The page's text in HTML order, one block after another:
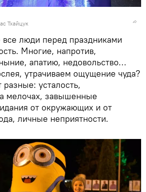
Тхайцук
люди перед праздниками
Многие, напротив,
апатию, недовольство…
утрачиваем ощущение чуда?
усталость,
мелочах, завышенные
от окружающих и от
личные неприятности.